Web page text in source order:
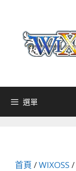
選單
首頁 /WIXOSS /